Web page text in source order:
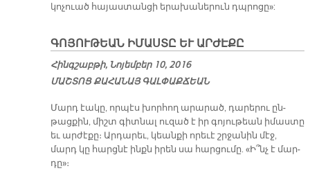
կոչուած հայաստանցի երախաներուն դպրոցը»:
ԳՈՅՈՒԹԵԱՆ ԻՄԱՍՏԸ ԵՒ ԱՐԺԷՔԸ
Հինգշաբթի, Նոյեմբեր 10, 2016
ՄԱՇ­ՏՈՑ ՔԱ­ՀԱ­ՆԱՅ ԳԱԼ­ՓԱՔ­ՃԵԱՆ
​Մարդ էա­կը, որ­պէս խոր­հող ա­րա­րած, դա­րե­րու ըն­
թաց­քին, միշտ գիտ­նալ ու­զած է իր գո­յու­թեան ի­մաս­տը
եւ ար­ժէ­քը։ Ար­դա­րեւ, կեան­քի ո­րե­ւէ շրջա­նին մէջ,
մարդ կը հարց­նէ ինքն ի­րեն սա հար­ցու­մը. «Ի՞նչ է մար­
դը»։­